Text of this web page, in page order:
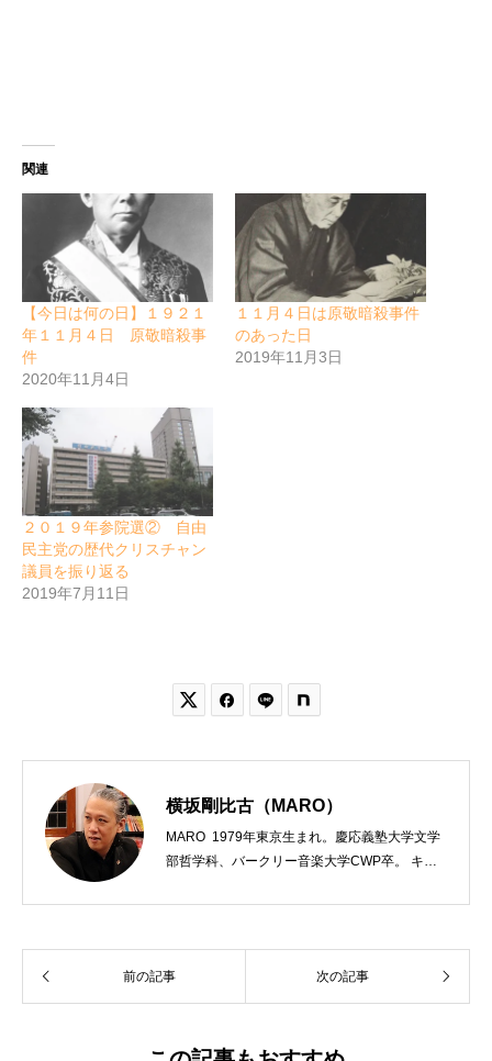
関連
【今日は何の日】１９２１
年１１月４日 原敬暗殺事
件
2020年11月4日
１１月４日は原敬暗殺事件
のあった日
2019年11月3日
２０１９年参院選② 自由
民主党の歴代クリスチャン
議員を振り返る
2019年7月11日
 
横坂剛比古（MARO）
MARO 1979年東京生まれ。慶応義塾大学文学
部哲学科、バークリー音楽大学CWP卒。 キリ
う宗教法人専門の行政書士。2020年7月よりク
「上馬キリスト教会（@kamiumach）」の運営
を行う「まじめ担当」。 著書に『聖書を読んだ
西洋哲学超入門〜』（日本実業出版）、『人生
前の記事 次の記事